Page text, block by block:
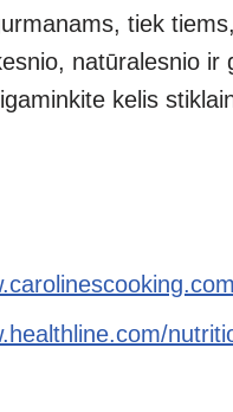
tiek
natūralesnio ir
kelis